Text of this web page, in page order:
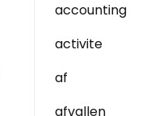
accounting
activite
af
afvallen